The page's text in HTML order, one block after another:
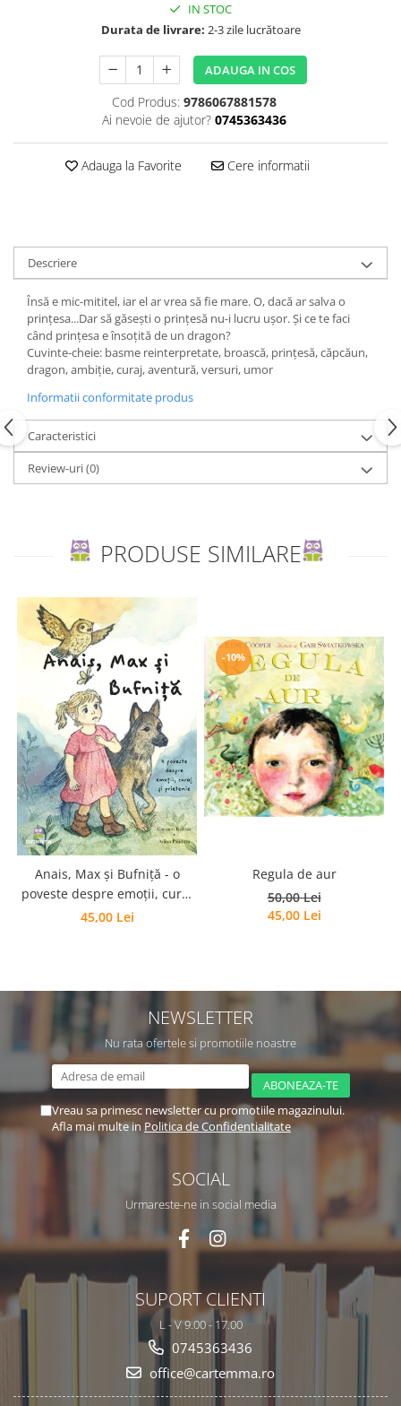
Editura Aramis
Editura Cartea Copiilor
Editura Cartemma
Editura Casa
Editura Corint
Editura Frontiera
Editura Litera
Editura Lizuka Educativ
Editura Pandora M
Editura Scriptum
Editura Sophia
Editura Usborne
Editura Vellant
Editura Verba
IN STOC
Durata de livrare: 2-3 zile lucrătoare
ADAUGA IN COS
Cod Produs: 9786067881578
Ai nevoie de ajutor? 0745363436
Adauga la Favorite Cere informatii
Descriere
Însă e mic-mititel, iar el ar vrea să fie mare. O, dacă ar salva o
prințesa...Dar să găsești o prințesă nu-i lucru ușor. Și ce te faci
când prințesa e însoțită de un dragon?
Cuvinte-cheie: basme reinterpretate, broască, prințesă, căpcăun,
dragon, ambiție, curaj, aventură, versuri, umor
Informatii conformitate produs
Caracteristici
Review-uri(0)
PRODUSE SIMILARE
Anais, Max și Bufniță - o
poveste despre emoții, curaj
și prietenie
45,00 Lei
-10%
Regula de aur
50,00 Lei
45,00 Lei
NEWSLETTER
Nu rata ofertele si promotiile noastre
Vreau sa primesc newsletter cu promotiile magazinului.
Afla mai multe in Politica de Confidentialitate
SOCIAL
Urmareste-ne in social media
SUPORT CLIENTI
L - V 9.00 - 17.00
0745363436
office@cartemma.ro